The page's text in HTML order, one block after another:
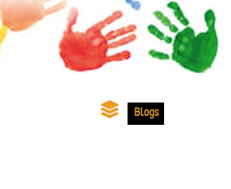
Blogs